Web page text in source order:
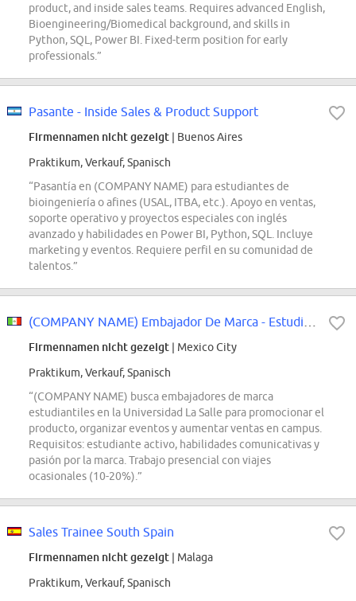
product, and inside sales teams. Requires advanced English,
Bioengineering/Biomedical background, and skills in
Python, SQL, Power BI. Fixed-term position for early
professionals.”
Pasante - Inside Sales & Product Support
Firmennamen nicht gezeigt | Buenos Aires
Praktikum, Verkauf, Spanisch
“Pasantía en (COMPANY NAME) para estudiantes de
bioingeniería o afines (USAL, ITBA, etc.). Apoyo en ventas,
soporte operativo y proyectos especiales con inglés
avanzado y habilidades en Power BI, Python, SQL. Incluye
marketing y eventos. Requiere perfil en su comunidad de
talentos.”
Firmennamen nicht gezeigt | Mexico City
Praktikum, Verkauf, Spanisch
“(COMPANY NAME) busca embajadores de marca
estudiantiles en la Universidad La Salle para promocionar el
producto, organizar eventos y aumentar ventas en campus.
Requisitos: estudiante activo, habilidades comunicativas y
pasión por la marca. Trabajo presencial con viajes
ocasionales (10-20%).”
Sales Trainee South Spain
Firmennamen nicht gezeigt | Malaga
Praktikum, Verkauf, Spanisch